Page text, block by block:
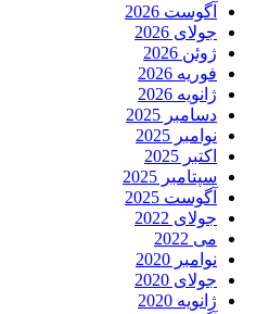
آگوست 2026
جولای 2026
ژوئن 2026
فوریه 2026
ژانویه 2026
دسامبر 2025
نوامبر 2025
اکتبر 2025
سپتامبر 2025
آگوست 2025
جولای 2022
می 2022
نوامبر 2020
جولای 2020
ژانویه 2020